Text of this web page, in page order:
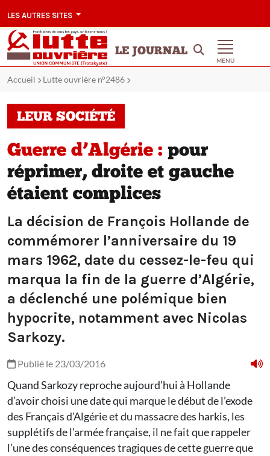
LES AUTRES SITES
LE JOURNAL
MENU
Accueil Lutte ouvrière n°2486
LEUR SOCIÉTÉ
Guerre d’Algérie : pour
réprimer, droite et gauche
étaient complices
La décision de François Hollande de
commémorer l’anniversaire du 19
mars 1962, date du cessez-le-feu qui
marqua la fin de la guerre d’Algérie,
a déclenché une polémique bien
hypocrite, notamment avec Nicolas
Sarkozy.
Publié le 23/03/2016
Quand Sarkozy reproche aujourd’hui à Hollande
d’avoir choisi une date qui marque le début de l’exode
des Français d’Algérie et du massacre des harkis, les
supplétifs de l’armée française, il ne fait que rappeler
l’une des conséquences tragiques de cette guerre que